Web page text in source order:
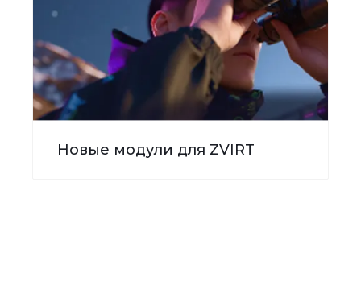
Новые модули для ZVIRT